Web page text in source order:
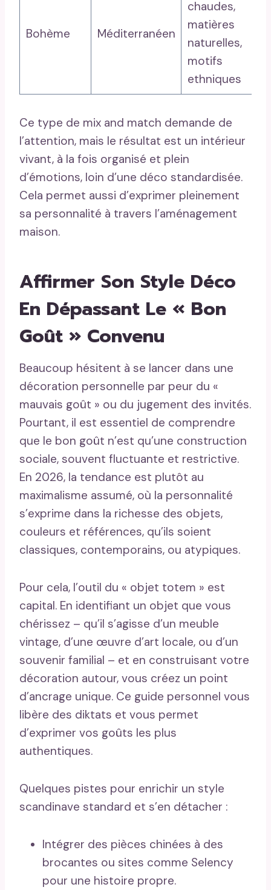
Bohème Méditerranéen
chaudes,
matières
naturelles,
motifs
ethniques
Ce type de mix and match demande de
l’attention, mais le résultat est un intérieur
vivant, à la fois organisé et plein
d’émotions, loin d’une déco standardisée.
Cela permet aussi d’exprimer pleinement
sa personnalité à travers l’aménagement
maison.
Affirmer Son Style Déco
En Dépassant Le « Bon
Goût » Convenu
Beaucoup hésitent à se lancer dans une
décoration personnelle par peur du «
mauvais goût » ou du jugement des invités.
Pourtant, il est essentiel de comprendre
que le bon goût n’est qu’une construction
sociale, souvent fluctuante et restrictive.
En 2026, la tendance est plutôt au
maximalisme assumé, où la personnalité
s’exprime dans la richesse des objets,
couleurs et références, qu’ils soient
classiques, contemporains, ou atypiques.
Pour cela, l’outil du « objet totem » est
capital. En identifiant un objet que vous
chérissez – qu’il s’agisse d’un meuble
vintage, d’une œuvre d’art locale, ou d’un
souvenir familial – et en construisant votre
décoration autour, vous créez un point
d’ancrage unique. Ce guide personnel vous
libère des diktats et vous permet
d’exprimer vos goûts les plus
authentiques.
Quelques pistes pour enrichir un style
scandinave standard et s’en détacher :
Intégrer des pièces chinées à des
brocantes ou sites comme Selency
pour une histoire propre.